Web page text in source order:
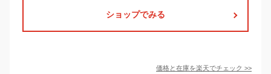
ショップでみる
価格と在庫を楽天でチェック >>